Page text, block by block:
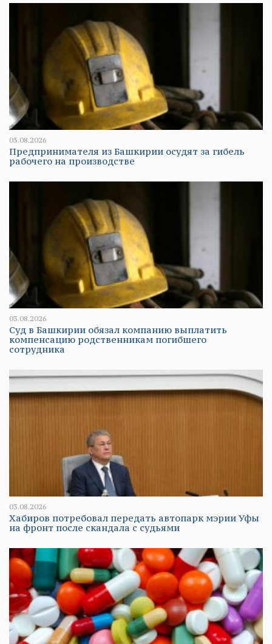
05.08.2026
Предпринимателя из Башкирии осудят за гибель
рабочего на производстве
03.08.2026
Суд в Башкирии обязал компанию выплатить
компенсацию родственникам погибшего
сотрудника
03.08.2026
Хабиров потребовал передать автопарк мэрии Уфы
на фронт после скандала с судьями